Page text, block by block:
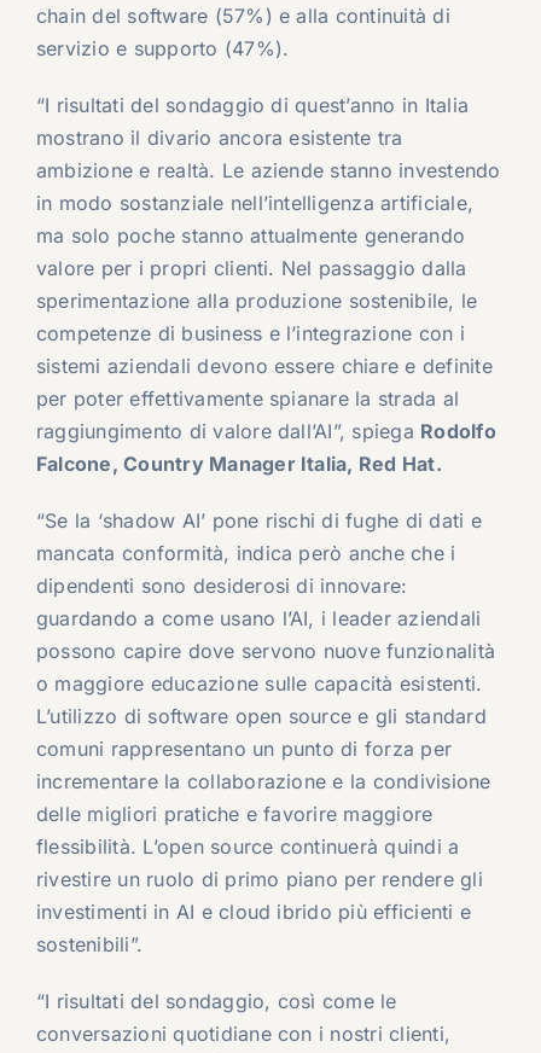
chain del software (57%) e alla continuità di
servizio e supporto (47%).
“I risultati del sondaggio di quest’anno in Italia
mostrano il divario ancora esistente tra
ambizione e realtà. Le aziende stanno investendo
in modo sostanziale nell’intelligenza artificiale,
ma solo poche stanno attualmente generando
valore per i propri clienti. Nel passaggio dalla
sperimentazione alla produzione sostenibile, le
competenze di business e l’integrazione con i
sistemi aziendali devono essere chiare e definite
per poter effettivamente spianare la strada al
raggiungimento di valore dall’AI”, spiega Rodolfo
Falcone, Country Manager Italia, Red Hat.
“Se la ‘shadow AI’ pone rischi di fughe di dati e
mancata conformità, indica però anche che i
dipendenti sono desiderosi di innovare:
guardando a come usano l’AI, i leader aziendali
possono capire dove servono nuove funzionalità
o maggiore educazione sulle capacità esistenti.
L’utilizzo di software open source e gli standard
comuni rappresentano un punto di forza per
incrementare la collaborazione e la condivisione
delle migliori pratiche e favorire maggiore
flessibilità. L’open source continuerà quindi a
rivestire un ruolo di primo piano per rendere gli
investimenti in AI e cloud ibrido più efficienti e
sostenibili”.
“I risultati del sondaggio, così come le
conversazioni quotidiane con i nostri clienti,